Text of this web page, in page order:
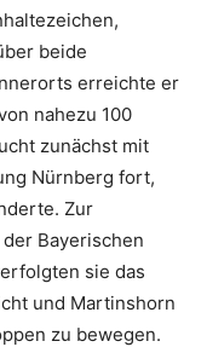
beide
erreichte er
nahezu 100
zunächst mit
Nürnberg fort,
Zur
Bayerischen
sie das
und Martinshorn
zu bewegen.